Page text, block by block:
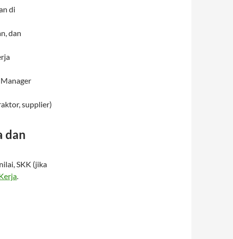
di
dan
supplier)
dan
SKK (jika
.